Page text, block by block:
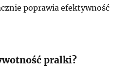
poprawia efektywność
pralki?